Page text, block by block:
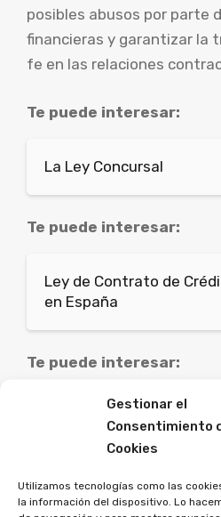
Gestionar el
Consentimiento
Cookies
Utilizamos tecnologías como las
la información del dispositivo. Lo
posibles abusos por parte
financieras y garantizar la
fe en las relaciones
Te puede interesar:
La Ley Concursal
Te puede interesar:
Ley de Contrato de
en España
Te puede interesar:
impacto en la banca y
los consumidores